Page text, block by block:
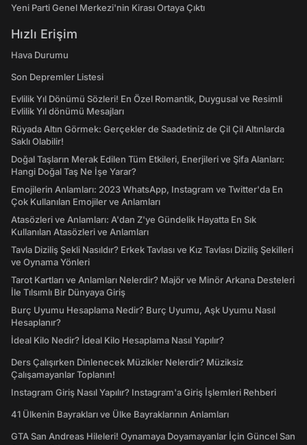
Yeni Parti Genel Merkezi'nin Kirası Ortaya Çıktı
Hızlı Erişim
Hava Durumu
Son Depremler Listesi
Evlilik Yıl Dönümü Sözleri! En Özel Romantik, Duygusal ve Resimli
Evlilik Yıl dönümü Mesajları
Rüyada Altın Görmek: Gerçekler de Saadetiniz de Çil Çil Altınlarda
Saklı Olabilir!
Doğal Taşların Merak Edilen Tüm Etkileri, Enerjileri ve Şifa Alanları:
Hangi Doğal Taş Ne İşe Yarar?
Emojilerin Anlamları: 2023 WhatsApp, Instagram ve Twitter'da En
Çok Kullanılan Emojiler ve Anlamları
Atasözleri ve Anlamları: A'dan Z'ye Gündelik Hayatta En Sık
Kullanılan Atasözleri ve Anlamları
Tavla Diziliş Şekli Nasıldır? Erkek Tavlası ve Kız Tavlası Diziliş Şekilleri
ve Oynama Yönleri
Tarot Kartları ve Anlamları Nelerdir? Majör ve Minör Arkana Desteleri
İle Tılsımlı Bir Dünyaya Giriş
Burç Uyumu Hesaplama Nedir? Burç Uyumu, Aşk Uyumu Nasıl
Hesaplanır?
İdeal Kilo Nedir? İdeal Kilo Hesaplama Nasıl Yapılır?
Ders Çalışırken Dinlenecek Müzikler Nelerdir? Müziksiz
Çalışamayanlar Toplanın!
Instagram Giriş Nasıl Yapılır? Instagram'a Giriş İşlemleri Rehberi
41 Ülkenin Bayrakları ve Ülke Bayraklarının Anlamları
GTA San Andreas Hileleri! Oynamaya Doyamayanlar İçin Güncel San